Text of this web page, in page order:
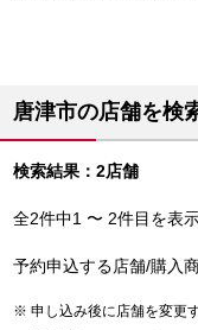
唐津市の店舗を検
検索結果：2店舗
全2件中1 〜 2件目を表
予約申込する店舗/購入
申し込み後に店舗を変更